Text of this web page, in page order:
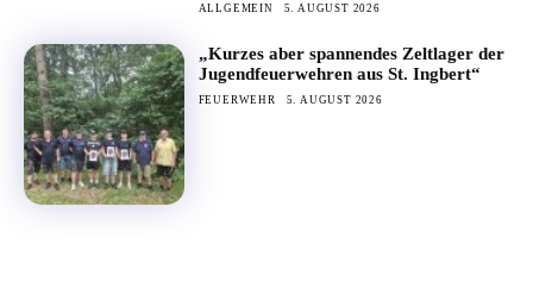
ALLGEMEIN 5. AUGUST 2026
„Kurzes aber spannendes Zeltlager der
Jugendfeuerwehren aus St. Ingbert“
FEUERWEHR 5. AUGUST 2026